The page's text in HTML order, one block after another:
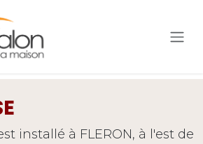
installé à FLERON, à l'est de